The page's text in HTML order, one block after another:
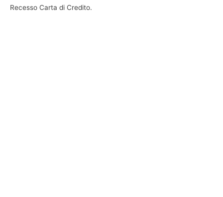
Recesso Carta di Credito.